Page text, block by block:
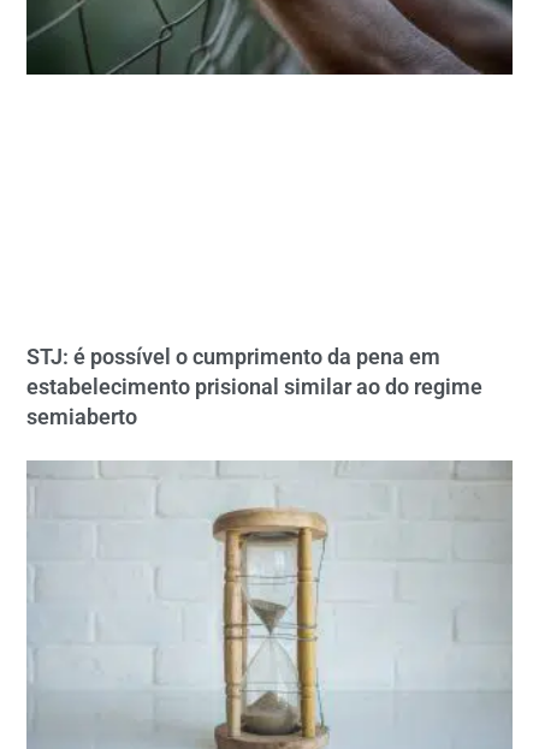
STJ: é possível o cumprimento da pena em
estabelecimento prisional similar ao do regime
semiaberto